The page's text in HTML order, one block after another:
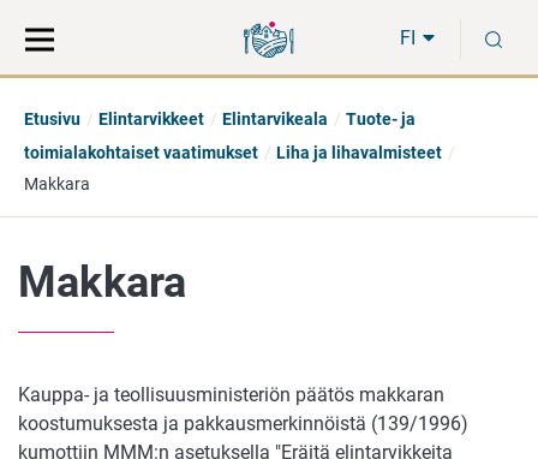
suoraan
sisältöön
koko
sivuston
FI
Etusivu Elintarvikkeet Elintarvikeala
Tuote- ja
toimialakohtaiset vaatimukset
Liha ja lihavalmisteet
Makkara
Makkara
Kauppa- ja teollisuusministeriön päätös makkaran
koostumuksesta ja pakkausmerkinnöistä (139/1996)
kumottiin MMM:n asetuksella "Eräitä elintarvikkeita